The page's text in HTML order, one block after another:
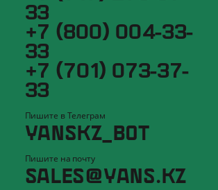
33
+7 (800) 004-33-
33
+7 (701) 073-37-
33
Пишите в Телеграм
YANSKZ_BOT
Пишите на почту
SALES@YANS.KZ